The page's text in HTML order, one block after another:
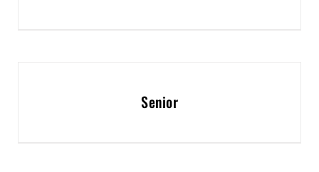
Senior